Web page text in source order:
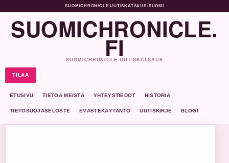
SUOMICHRONICLE UUTISKATSAUS•SUOMI
SUOMICHRONICLE.
FI
SUOMICHRONICLE UUTISKATSAUS
TILAA
ETUSIVU TIETOA MEISTÄ YHTEYSTIEDOT HISTORIA
TIETOSUOJASELOSTE EVÄSTEKÄYTÄNTÖ UUTISKIRJE BLOGI